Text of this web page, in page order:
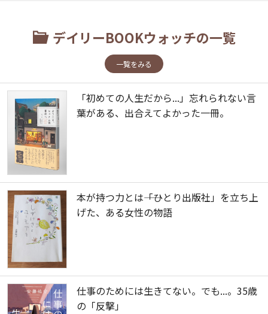
デイリーBOOKウォッチの一覧
一覧をみる
「初めての人生だから...」忘れられない言
葉がある、出合えてよかった一冊。
本が持つ力とは――「ひとり出版社」を立ち上
げた、ある女性の物語
仕事のためには生きてない。でも...。35歳
の「反撃」